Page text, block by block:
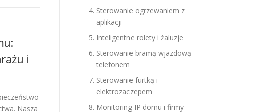
i
Nasza
Sterowanie ogrzewaniem z
aplikacji
Inteligentne rolety i żaluzje
Sterowanie bramą wjazdową
telefonem
Sterowanie furtką i
elektrozaczepem
Monitoring IP domu i firmy